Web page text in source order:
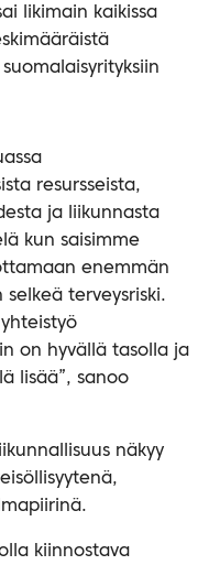
likimain kaikissa
resursseista,
ja liikunnasta
kun saisimme
enemmän
terveysriski.
on hyvällä tasolla ja
lisää”, sanoo
näkyy
kiinnostava